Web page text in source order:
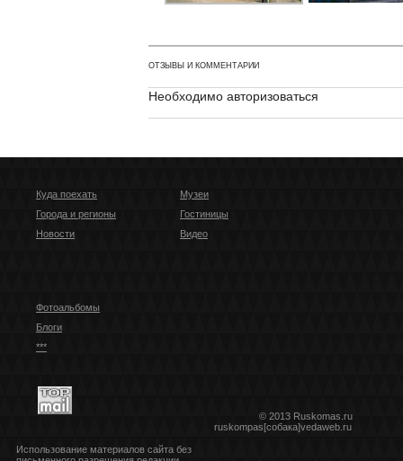
ОТЗЫВЫ И КОММЕНТАРИИ
Необходимо авторизоваться
Куда поехать
Города и регионы
Новости
Музеи
Гостиницы
Видео
Фотоальбомы
Блоги
***
© 2013 Ruskomas.ru
ruskompas[собака]vedaweb.ru
Использование материалов сайта без